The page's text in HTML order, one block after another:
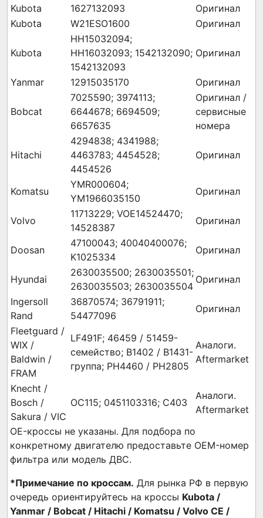
Kubota
1627132093
Оригинал
Kubota
W21ESO1600 Оригинал
Kubota
HH15032094;
HH16032093; 1542132090;
1542132093
Оригинал
Yanmar 12915035170 Оригинал
Bobcat
7025590; 3974113;
6644678; 6694509;
6657635
Оригинал /
сервисные
номера
Hitachi
4294838; 4341988;
4463783; 4454528;
4454526
Оригинал
Komatsu
YMR000604;
YM1966035150
Оригинал
Volvo
11713229; VOE14524470;
14528387
Оригинал
Doosan
47100043; 40040400076;
K1025334
Оригинал
Hyundai
2630035500; 2630035501;
2630035503; 2630035504
Оригинал
Ingersoll
Rand
36870574; 36791911;
54477096
Оригинал
Fleetguard /
WIX /
Baldwin /
FRAM
LF491F; 46459 / 51459-
семейство; B1402 / B1431-
группа; PH4460 / PH2805
Аналоги.
Aftermarket
Knecht /
Bosch /
Sakura / VIC
OC115; 0451103316; C403
Аналоги.
Aftermarket
OE-кроссы не указаны. Для подбора по
конкретному двигателю предоставьте OEM-номер
фильтра или модель ДВС.
*Примечание по кроссам. Для рынка РФ в первую
очередь ориентируйтесь на кроссы Kubota /
Yanmar / Bobcat / Hitachi / Komatsu / Volvo CE /